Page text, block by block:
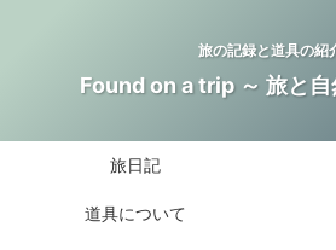
旅の記録と道具の紹
Found on a trip ～ 旅と自
旅日記
道具について